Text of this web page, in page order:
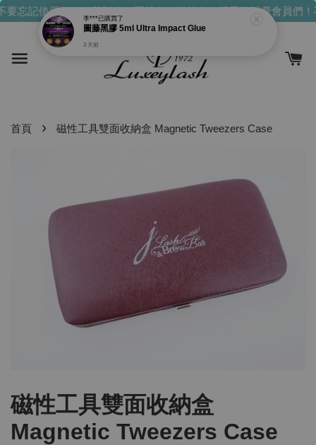
忘記使用你們的發財金！買越多，送越多！親愛的消費會員們！
首頁 › 磁性工具雙面收納盒 Magnetic Tweezers Case
磁性工具雙面收納盒
Magnetic Tweezers Case
李***已購買了
圖藤黑膠 5ml Ultra Impact Glue
3 天前